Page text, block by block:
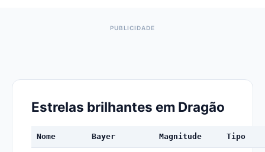
Estrelas brilhantes em Dragão
Nome Bayer Magnitude Tipo